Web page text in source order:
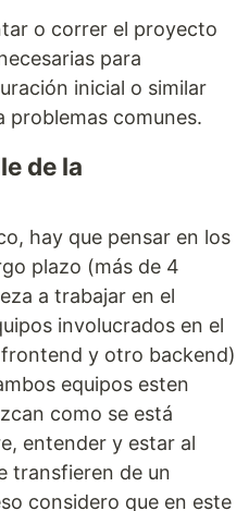
o correr el proyecto
para
inicial o similar
problemas comunes.
de la
hay que pensar en los
plazo (más de 4
a trabajar en el
involucrados en el
y otro backend)
equipos esten
como se está
entender y estar al
transfieren de un
considero que en este